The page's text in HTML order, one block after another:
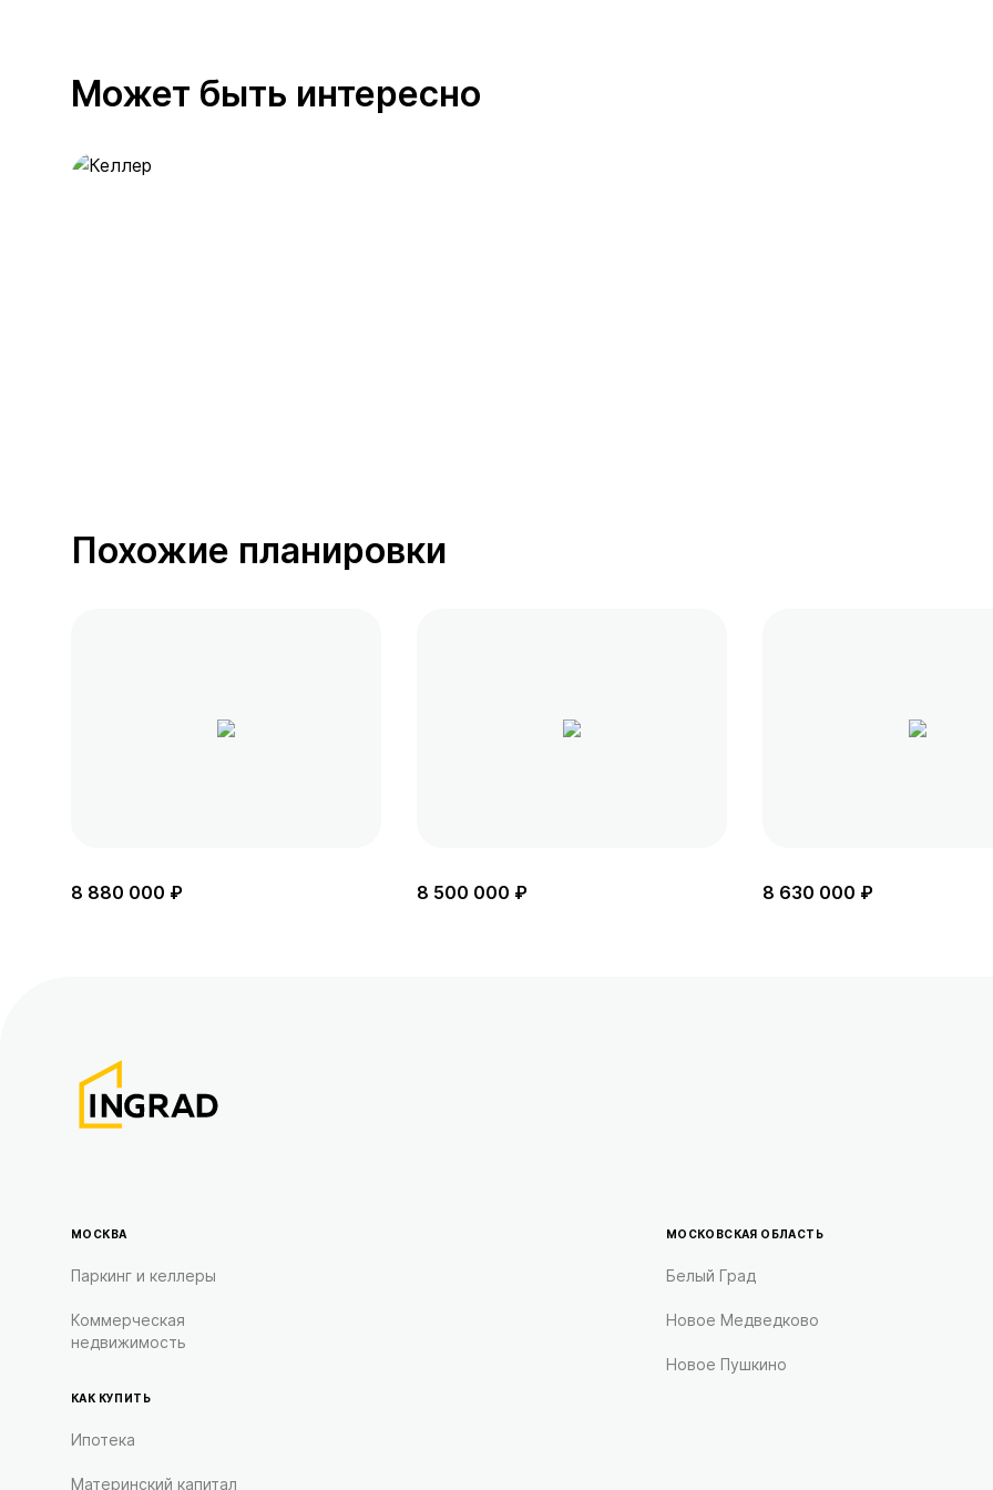
Может быть интересно
Похожие планировки
8 880 000 ₽ 8 500 000 ₽ 8 630 000 ₽
МОСКВА
Паркинг и келлеры
Коммерческая
недвижимость
КАК КУПИТЬ
Ипотека
Материнский капитал
МОСКОВСКАЯ ОБЛАСТЬ
Белый Град
Новое Медведково
Новое Пушкино